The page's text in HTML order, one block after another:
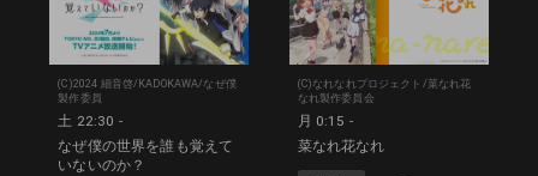
(C)2024 細音啓/KADOKAWA/なぜ僕
製作委員
土 22:30 -
なぜ僕の世界を誰も覚えて
いないのか？
(C)なれなれプロジェクト/菜なれ花
なれ製作委員会
月 0:15 -
菜なれ花なれ